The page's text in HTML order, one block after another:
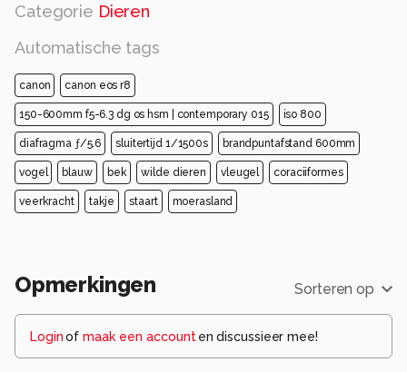
Categorie Dieren
Automatische tags
canon canon eos r8
150-600mm f5-6.3 dg os hsm | contemporary 015 iso 800
diafragma ƒ/5.6 sluitertijd 1/1500s brandpuntafstand 600mm
vogel blauw bek wilde dieren vleugel coraciiformes
veerkracht takje staart moerasland
Opmerkingen Sorteren op
Loginof maak een account en discussieer mee!